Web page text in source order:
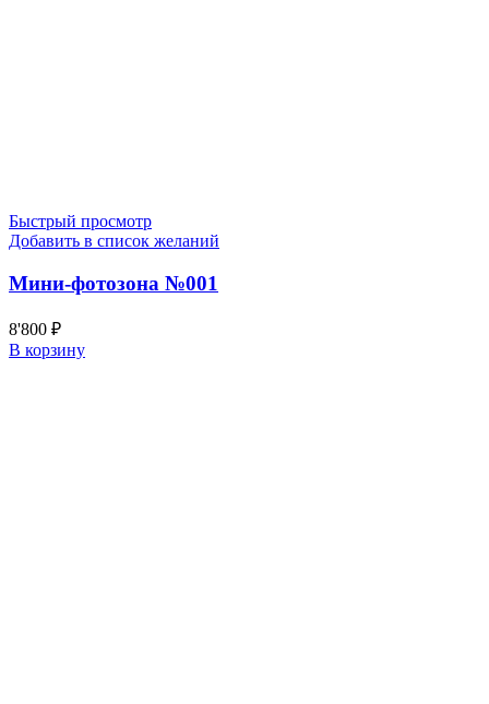
Быстрый просмотр
Добавить в список желаний
Мини-фотозона №001
8'800 ₽
В корзину